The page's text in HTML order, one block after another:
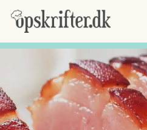
Der er ingen varer i din kurv.